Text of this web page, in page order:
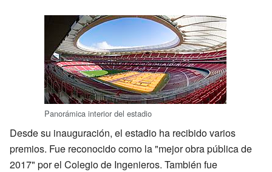
Panorámica interior del estadio
Desde su inauguración, el estadio ha recibido varios
premios. Fue reconocido como la "mejor obra pública de
2017" por el Colegio de Ingenieros. También fue